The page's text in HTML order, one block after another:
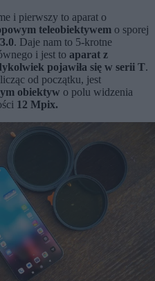
i pierwszy to aparat o
teleobiektywem o sporej
. Daje nam to 5-krotne
i jest to aparat z
pojawiła się w serii T.
od początku, jest
obiektyw o polu widzenia
12 Mpix.